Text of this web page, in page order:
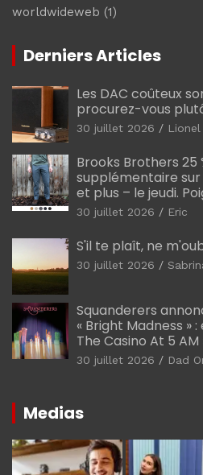
worldwideweb (1)
Derniers Articles
Les DAC coûteux
procurez-vous
30 juillet 2026 Lionel
Brooks Brothers 25
supplémentaire sur
et plus – le jeudi.
30 juillet 2026 Eric
S'il te plaît, ne
30 juillet 2026
Squanderers
« Bright Madness »
The Casino At 5 AM
30 juillet 2026 Dad
Medias